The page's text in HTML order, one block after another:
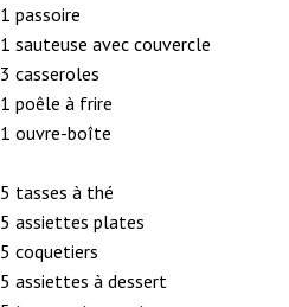
1 passoire
1 sauteuse avec couvercle
3 casseroles
1 poêle à frire
1 ouvre-boîte
5 tasses à thé
5 assiettes plates
5 coquetiers
5 assiettes à dessert